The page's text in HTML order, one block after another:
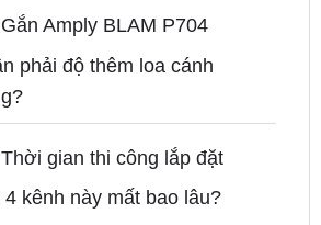
Amply BLAM P704
phải độ thêm loa cánh
gian thi công lắp đặt
4 kênh này mất bao lâu?